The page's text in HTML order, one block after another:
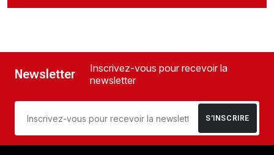
Newsletter
Inscrivez-vous pour recevoir la
newsletter
S’INSCRIRE